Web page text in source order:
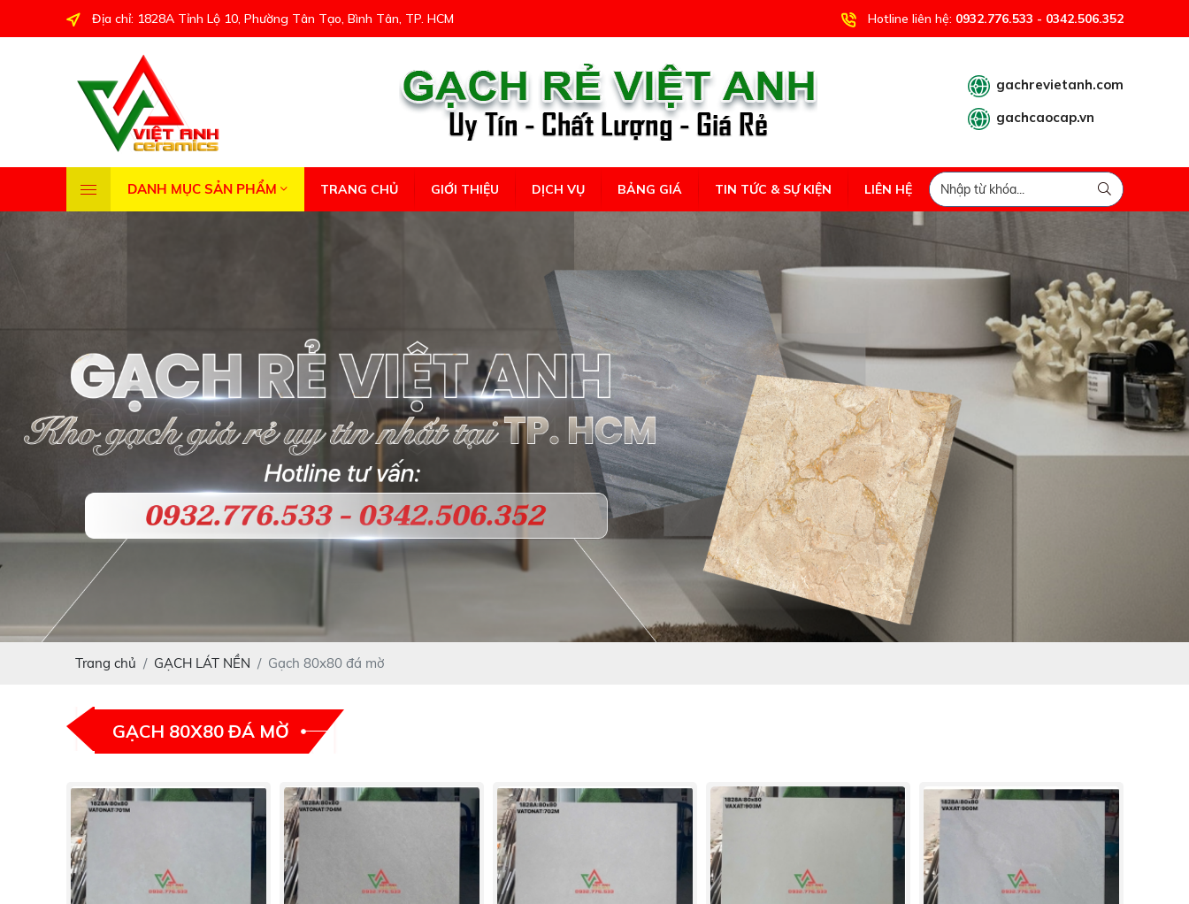
Địa chỉ: 1828A Tỉnh Lộ 10, Phường Tân Tạo, Bình Tân, TP. HCM Hotline liên hệ: 0932.776.533 - 0342.506.352
gachrevietanh.com
gachcaocap.vn
DANH MỤC SẢN PHẨM TRANG CHỦ GIỚI THIỆU DỊCH VỤ BẢNG GIÁ TIN TỨC & SỰ KIỆN LIÊN HỆ
Trang chủ GẠCH LÁT NỀN Gạch 80x80 đá mờ
GẠCH 80X80 ĐÁ MỜ